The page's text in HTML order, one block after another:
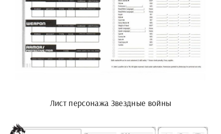
Лист персонажа Звездные войны